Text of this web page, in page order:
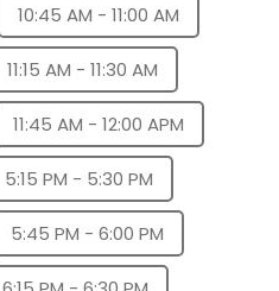
10:45 AM - 11:00 AM
11:15 AM - 11:30 AM
11:45 AM - 12:00 APM
5:15 PM - 5:30 PM
5:45 PM - 6:00 PM